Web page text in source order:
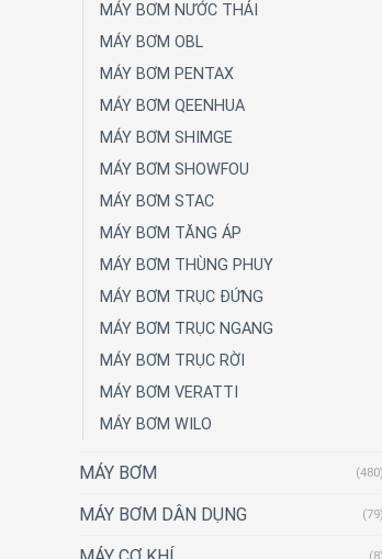
MÁY BƠM NƯỚC THẢI
MÁY BƠM OBL
MÁY BƠM PENTAX
MÁY BƠM QEENHUA
MÁY BƠM SHIMGE
MÁY BƠM SHOWFOU
MÁY BƠM STAC
MÁY BƠM TĂNG ÁP
MÁY BƠM THÙNG PHUY
MÁY BƠM TRỤC ĐỨNG
MÁY BƠM TRỤC NGANG
MÁY BƠM TRỤC RỜI
MÁY BƠM VERATTI
MÁY BƠM WILO
MÁY BƠM (480)
MÁY BƠM DÂN DỤNG (79)